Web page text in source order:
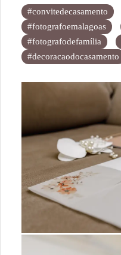
#convitedecasamento
#fotografoemalagoas
#fotografodefamília
#decoracaodocasamento